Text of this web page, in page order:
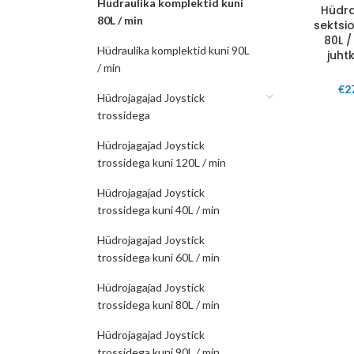
Hüdraulika komplektid kuni
80L / min
Hüdraulika komplektid kuni 90L
/ min
Hüdrojagajad Joystick
trossidega
Hüdrojagajad Joystick
trossidega kuni 120L / min
Hüdrojagajad Joystick
trossidega kuni 40L / min
Hüdrojagajad Joystick
trossidega kuni 60L / min
Hüdrojagajad Joystick
trossidega kuni 80L / min
Hüdrojagajad Joystick
80L
€